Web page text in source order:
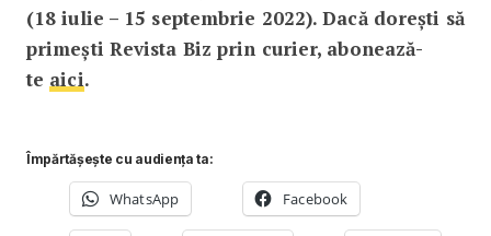
(18 iulie – 15 septembrie 2022). Dacă dorești să
primești Revista Biz prin curier, abonează-
te aici.
Împărtășește cu audiența ta:
WhatsApp Facebook